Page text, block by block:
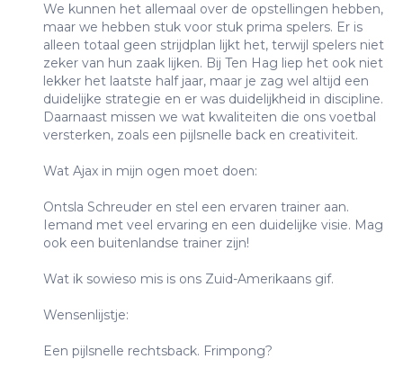
We kunnen het allemaal over de opstellingen hebben,
maar we hebben stuk voor stuk prima spelers. Er is
alleen totaal geen strijdplan lijkt het, terwijl spelers niet
zeker van hun zaak lijken. Bij Ten Hag liep het ook niet
lekker het laatste half jaar, maar je zag wel altijd een
duidelijke strategie en er was duidelijkheid in discipline.
Daarnaast missen we wat kwaliteiten die ons voetbal
versterken, zoals een pijlsnelle back en creativiteit.
Wat Ajax in mijn ogen moet doen:
Ontsla Schreuder en stel een ervaren trainer aan.
Iemand met veel ervaring en een duidelijke visie. Mag
ook een buitenlandse trainer zijn!
Wat ik sowieso mis is ons Zuid-Amerikaans gif.
Wensenlijstje:
Een pijlsnelle rechtsback. Frimpong?